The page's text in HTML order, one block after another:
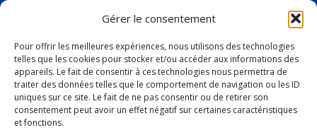
Gérer le consentement
Pour offrir les meilleures expériences, nous utilisons des technologies
telles que les cookies pour stocker et/ou accéder aux informations des
appareils. Le fait de consentir à ces technologies nous permettra de
traiter des données telles que le comportement de navigation ou les ID
uniques sur ce site. Le fait de ne pas consentir ou de retirer son
consentement peut avoir un effet négatif sur certaines caractéristiques
et fonctions.
facebook
twitter
19, avenue Marquette,
Baie-Comeau (Québec)
G4Z 1K5